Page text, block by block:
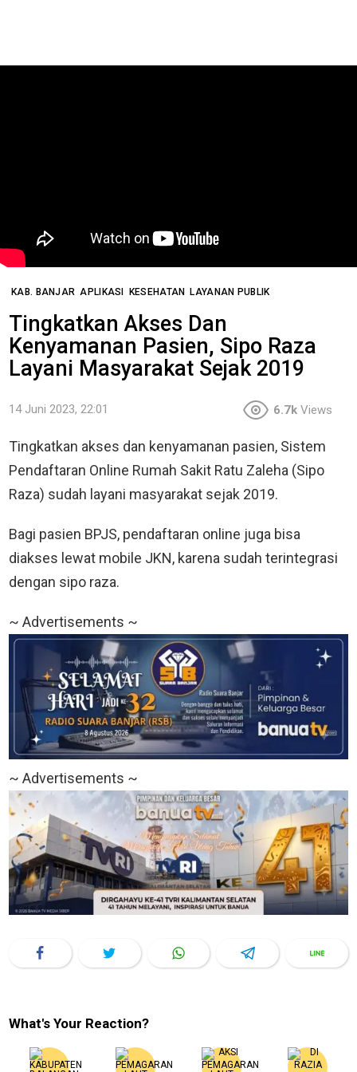
KAB. BANJAR APLIKASI KESEHATAN LAYANAN PUBLIK
Tingkatkan Akses Dan
Kenyamanan Pasien, Sipo Raza
Layani Masyarakat Sejak 2019
14 Juni 2023, 22:01 6.7k Views
Tingkatkan akses dan kenyamanan pasien, Sistem
Pendaftaran Online Rumah Sakit Ratu Zaleha (Sipo
Raza) sudah layani masyarakat sejak 2019.
Bagi pasien BPJS, pendaftaran online juga bisa
diakses lewat mobile JKN, karena sudah terintegrasi
dengan sipo raza.
~ Advertisements ~
~ Advertisements ~
What's Your Reaction?